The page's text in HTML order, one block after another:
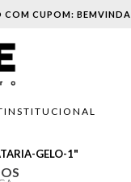
COM CUPOM: BEMVINDA
INSTITUCIONAL
GELO-1